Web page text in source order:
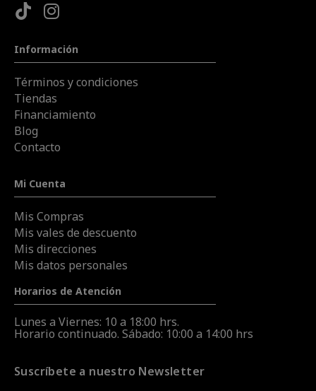
Información
Términos y condiciones
Tiendas
Financiamiento
Blog
Contacto
Mi Cuenta
Mis Compras
Mis vales de descuento
Mis direcciones
Mis datos personales
Horarios de Atención
Lunes a Viernes: 10 a 18:00 hrs.
Horario continuado. Sábado: 10:00 a 14:00 hrs
Suscríbete a nuestro Newsletter